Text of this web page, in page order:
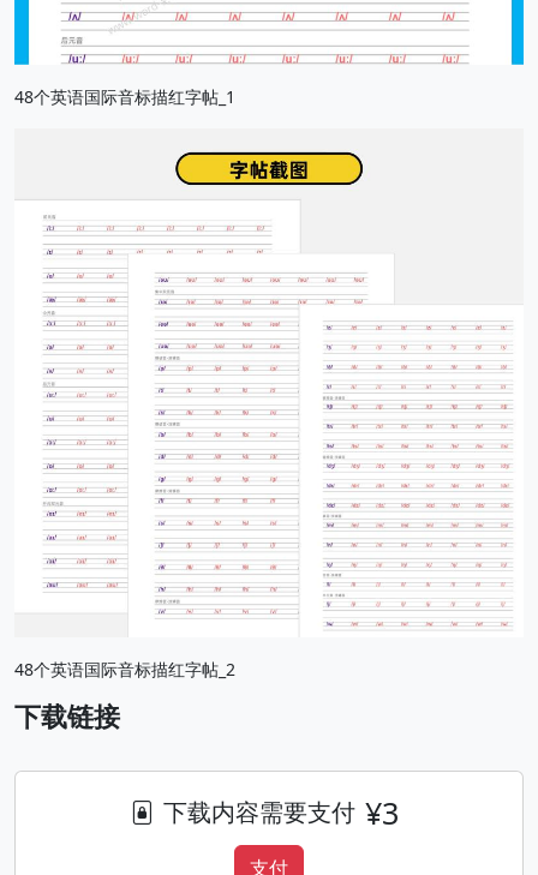
48个英语国际音标描红字帖_1
48个英语国际音标描红字帖_2
下载链接
下载内容需要支付 ¥3
支付